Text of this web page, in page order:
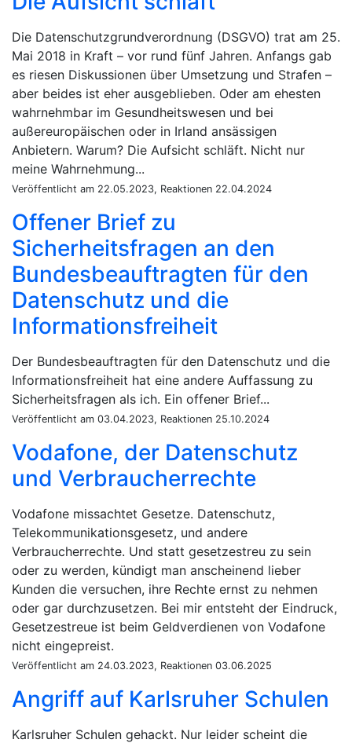
Die Datenschutzgrundverordnung (DSGVO) trat am 25.
Mai 2018 in Kraft – vor rund fünf Jahren. Anfangs gab
es riesen Diskussionen über Umsetzung und Strafen –
aber beides ist eher ausgeblieben. Oder am ehesten
wahrnehmbar im Gesundheitswesen und bei
außereuropäischen oder in Irland ansässigen
Anbietern. Warum? Die Aufsicht schläft. Nicht nur
meine Wahrnehmung...
Veröffentlicht am 22.05.2023, Reaktionen 22.04.2024
Offener Brief zu
Sicherheitsfragen an den
Bundesbeauftragten für den
Datenschutz und die
Informationsfreiheit
Der Bundesbeauftragten für den Datenschutz und die
Informationsfreiheit hat eine andere Auffassung zu
Sicherheitsfragen als ich. Ein offener Brief...
Veröffentlicht am 03.04.2023, Reaktionen 25.10.2024
Vodafone, der Datenschutz
und Verbraucherrechte
Vodafone missachtet Gesetze. Datenschutz,
Telekommunikationsgesetz, und andere
Verbraucherrechte. Und statt gesetzestreu zu sein
oder zu werden, kündigt man anscheinend lieber
Kunden die versuchen, ihre Rechte ernst zu nehmen
oder gar durchzusetzen. Bei mir entsteht der Eindruck,
Gesetzestreue ist beim Geldverdienen von Vodafone
nicht eingepreist.
Veröffentlicht am 24.03.2023, Reaktionen 03.06.2025
Angriff auf Karlsruher Schulen
Karlsruher Schulen gehackt. Nur leider scheint die